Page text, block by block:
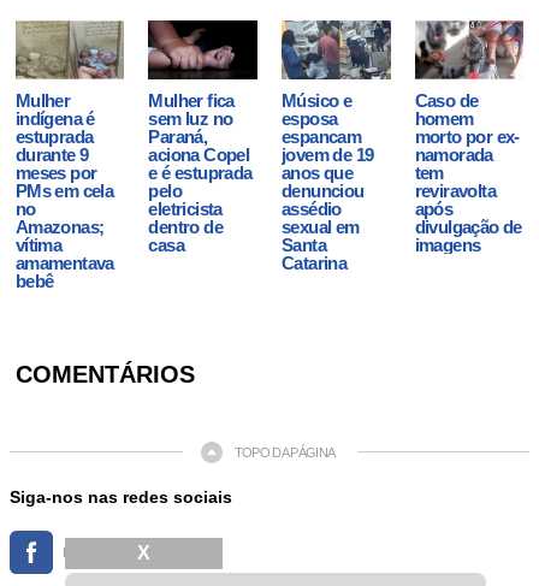
Mulher
indígena é
estuprada
durante 9
meses por
PMs em cela
no
Amazonas;
vítima
amamentava
bebê
Mulher fica
sem luz no
Paraná,
aciona Copel
e é estuprada
pelo
eletricista
dentro de
casa
Músico e
esposa
espancam
jovem de 19
anos que
denunciou
assédio
sexual em
Santa
Catarina
Caso de
homem
morto por ex-
namorada
tem
reviravolta
após
divulgação de
imagens
COMENTÁRIOS
TOPO DA PÁGINA
Siga-nos nas redes sociais
FACEBOOK X